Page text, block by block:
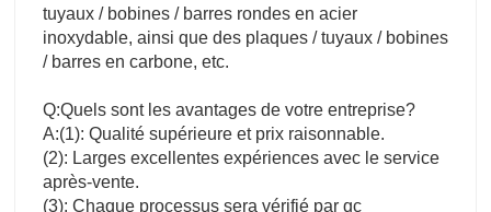
tuyaux / bobines / barres rondes en acier
inoxydable, ainsi que des plaques / tuyaux / bobines
/ barres en carbone, etc.
Q:Quels sont les avantages de votre entreprise?
A:(1): Qualité supérieure et prix raisonnable.
(2): Larges excellentes expériences avec le service
après-vente.
(3): Chaque processus sera vérifié par qc